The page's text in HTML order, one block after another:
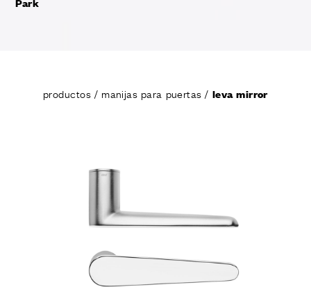
productos / manijas para puertas / leva mirror